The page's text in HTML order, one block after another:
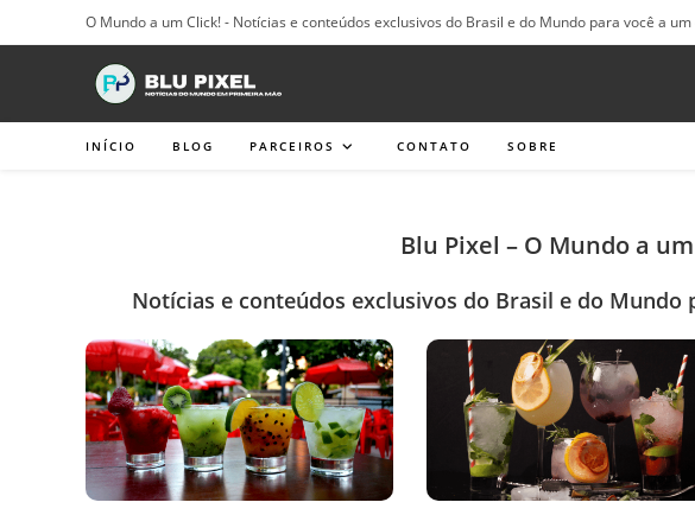
para
O Mundo a um Click! - Notícias e conteúdos exclusivos do Brasil e do Mundo para você a
INÍCIO BLOG PARCEIROS CONTATO SOBRE
Blu Pixel – O Mundo a
Notícias e conteúdos exclusivos do Brasil e do Mundo